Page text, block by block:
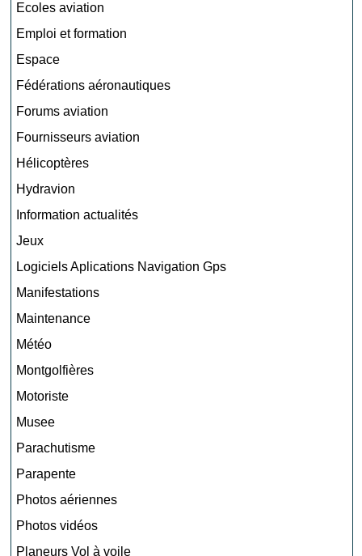
Ecoles aviation
Emploi et formation
Espace
Fédérations aéronautiques
Forums aviation
Fournisseurs aviation
Hélicoptères
Hydravion
Information actualités
Jeux
Logiciels Aplications Navigation Gps
Manifestations
Maintenance
Météo
Montgolfières
Motoriste
Musee
Parachutisme
Parapente
Photos aériennes
Photos vidéos
Planeurs Vol à voile